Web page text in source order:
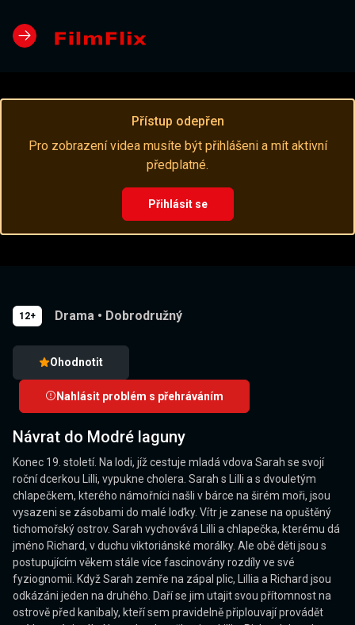
Přístup odepřen
Pro zobrazení videa musíte být přihlášeni a mít aktivní
předplatné.
Přihlásit se
12+ Drama • Dobrodružný
Ohodnotit
Nahlásit problém s přehráváním
Návrat do Modré laguny
Konec 19. století. Na lodi, jíž cestuje mladá vdova Sarah se svojí
roční dcerkou Lilli, vypukne cholera. Sarah s Lilli a s dvouletým
chlapečkem, kterého námořníci našli v bárce na širém moři, jsou
vysazeni se zásobami do malé loďky. Vítr je zanese na opuštěný
tichomořský ostrov. Sarah vychovává Lilli a chlapečka, kterému dá
jméno Richard, v duchu viktoriánské morálky. Ale obě děti jsou s
postupujícím věkem stále více fascinovány rozdíly ve své
fyziognomii. Když Sarah zemře na zápal plic, Lillia a Richard jsou
odkázáni jeden na druhého. Daří se jim utajit svou přítomnost na
ostrově před kanibaly, kteří sem pravidelně připlouvají provádět